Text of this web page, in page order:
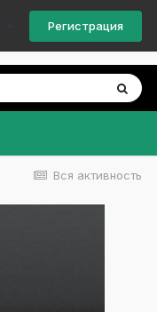
Регистрация
Вся активность